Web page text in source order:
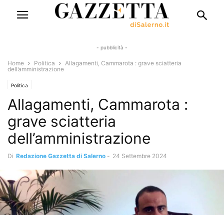
- pubblicità -
Home Politica
Allagamenti, Cammarota : grave sciatteria
dell’amministrazione
Politica
Allagamenti, Cammarota :
grave sciatteria
dell’amministrazione
Di Redazione Gazzetta di Salerno - 24 Settembre 2024